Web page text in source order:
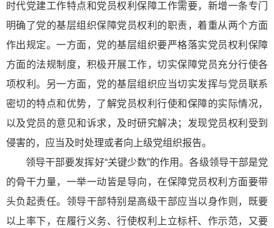
时代党建工作特点和党员权利保障工作需要，新增一条专门
明确了党的基层组织保障党员权利的职责，着重从两个方面
作出规定。一方面，党的基层组织要严格落实党员权利保障
方面的法规制度，积极开展工作，切实保障党员充分行使各
项权利。另一方面，党的基层组织应当切实发挥与党员联系
密切的特点和优势，了解党员权利行使和保障的实际情况，
以及党员的意见和诉求，及时研究解决；发现党员权利受到
侵害的，应当及时处理或者向上级党组织报告。
领导干部要发挥好“关键少数”的作用。各级领导干部是党
的骨干力量，一举一动皆是导向，在保障党员权利方面要带
头负起责任。领导干部特别是高级干部应当以身作则，既要
以上率下，在履行义务、行使权利上立标杆、作示范，又要